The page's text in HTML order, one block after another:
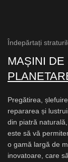
Îndepărtați
MAȘINI DE
Pregătirea,
repararea și
din piatră
este să vă
o gamă largă de
inovatoare, care